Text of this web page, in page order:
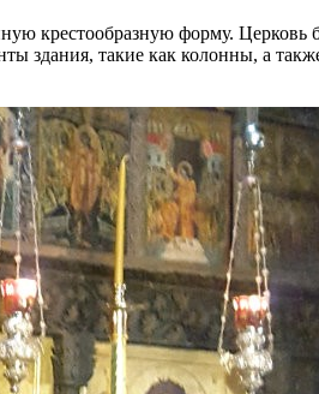
крестообразную форму.
здания, такие как колонны, а